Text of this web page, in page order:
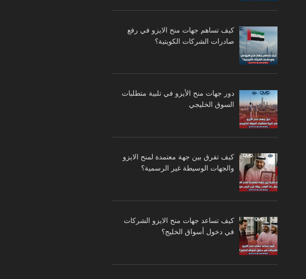
كيف تساهم جهات منح الايزو في رفع
صادرات الشركات الكويتية؟
دور جهات منح الأيزو في تلبية متطلبات
السوق الخليجي
كيف تفرق بين جهة معتمدة لمنح الايزو
والجهات الوسيطة غير الرسمية؟
كيف تساعد جهات منح الايزو الشركات
في دخول أسواق الخليج؟